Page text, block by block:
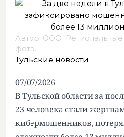
Автор: ООО "Региональные
фото.
Тульские новости
07/07/2026
В Тульской области за
23 человека стали
кибермошенников,